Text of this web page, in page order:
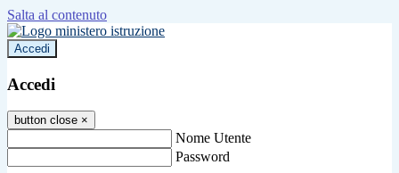
Salta al contenuto
Accedi
Accedi
button close ×
Nome Utente
Password